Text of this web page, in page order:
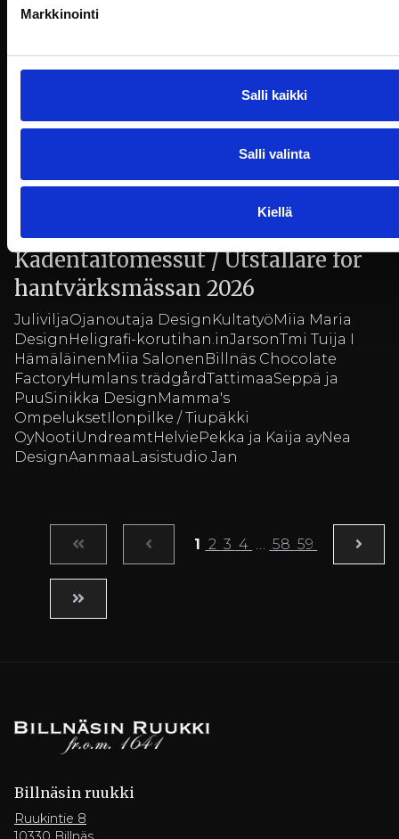
Markkinointi
Salli kaikki
Salli valinta
Kiellä
Joulun aika Billnäsin ruukilla
Jouluiset illallismenut ovat tarjolla 14.11.–17.12.2025,
Näytteilleasettajat
Kädentaitomessut / Utställare för
hantvärksmässan 2026
JuliviljaOjanoutaja DesignKultatyöMiia Maria
DesignHeligrafi-korutihan.inJarsonTmi Tuija I
HämäläinenMiia SalonenBillnäs Chocolate
FactoryHumlans trädgårdTattimaaSeppä ja
PuuSinikka DesignMamma's
OmpeluksetIlonpilke / Tiupäkki
OyNootiUndreamtHelviePekka ja Kaija ayNea
DesignAanmaaLasistudio Jan
1 2 3 4 58 59
Billnäsin ruukki
Ruukintie 8